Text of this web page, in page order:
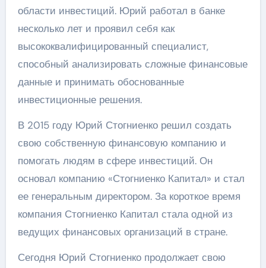
области инвестиций. Юрий работал в банке
несколько лет и проявил себя как
высококвалифицированный специалист,
способный анализировать сложные финансовые
данные и принимать обоснованные
инвестиционные решения.
В 2015 году Юрий Стогниенко решил создать
свою собственную финансовую компанию и
помогать людям в сфере инвестиций. Он
основал компанию «Стогниенко Капитал» и стал
ее генеральным директором. За короткое время
компания Стогниенко Капитал стала одной из
ведущих финансовых организаций в стране.
Сегодня Юрий Стогниенко продолжает свою